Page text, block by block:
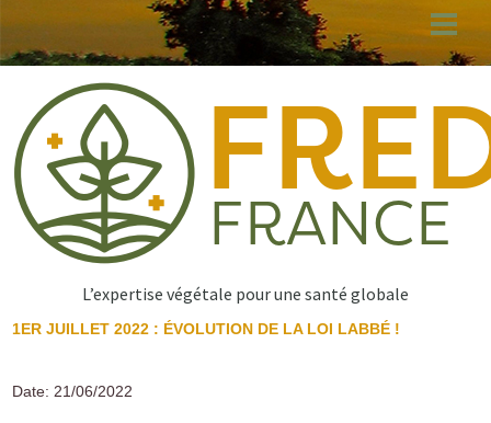
au
principal
L’expertise végétale pour une santé globale
1ER JUILLET 2022 : ÉVOLUTION DE LA LOI LABBÉ !
Date: 21/06/2022